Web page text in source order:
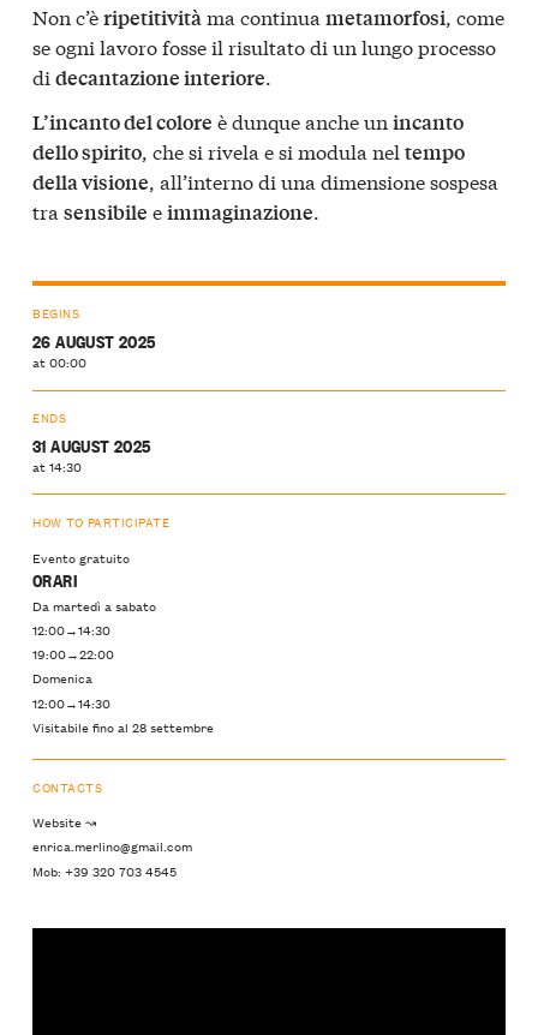
Non c’èripetitività ma continua metamorfosi , come
se ogni lavoro fosse il risultato di un lungo processo
di decantazione interiore
L’incanto del colore è dunque anche un incanto
dello spirito, che si rivela e si modula nel tempo
della visione, all’interno di una dimensione sospesa
tra sensibile eimmaginazione.
BEGINS
26 AUGUST 2025
at 00:00
ENDS
31 AUGUST 2025
at 14:30
HOW TO PARTICIPATE
Evento gratuito
ORARI
Da martedì a sabato
12:00→14:30
19:00→22:00
Domenica
12:00→14:30
Visitabile fino al 28 settembre
CONTACTS
Website ↝
enrica.merlino@gmail.com
Mob: +39 320 703 4545